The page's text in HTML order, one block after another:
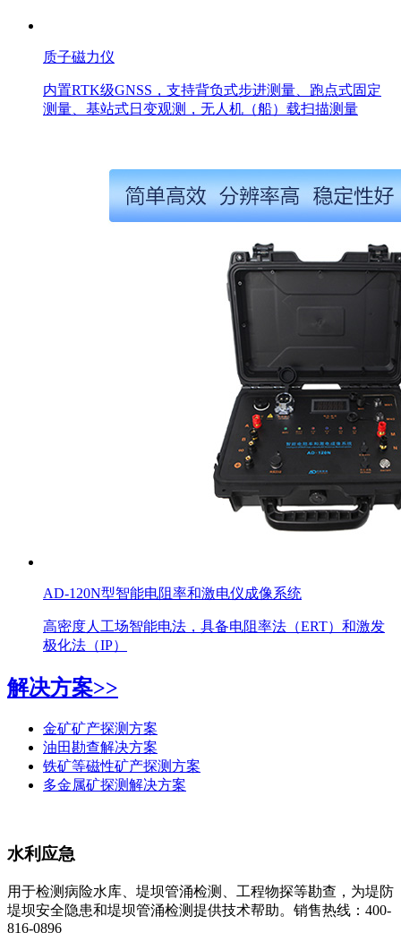
质子磁力仪
内置RTK级GNSS，支持背负式步进测量、跑点式固定
测量、基站式日变观测，无人机（船）载扫描测量
AD-120N型智能电阻率和激电仪成像系统
高密度人工场智能电法，具备电阻率法（ERT）和激发
极化法（IP）
解决方案>>
金矿矿产探测方案
油田勘查解决方案
铁矿等磁性矿产探测方案
多金属矿探测解决方案
水利应急
用于检测病险水库、堤坝管涌检测、工程物探等勘查，为堤防
堤坝安全隐患和堤坝管涌检测提供技术帮助。销售热线：400-
816-0896